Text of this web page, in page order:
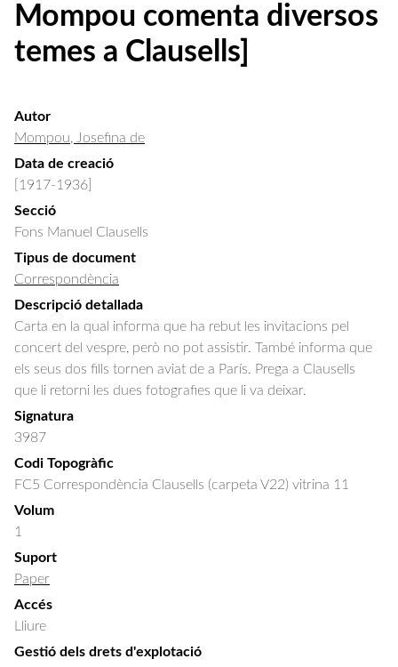
Mompou comenta diversos
temes a Clausells]
Autor
Mompou, Josefina de
Data de creació
[1917-1936]
Secció
Fons Manuel Clausells
Tipus de document
Correspondència
Descripció detallada
Carta en la qual informa que ha rebut les invitacions pel
concert del vespre, però no pot assistir. També informa que
els seus dos fills tornen aviat de a París. Prega a Clausells
que li retorni les dues fotografies que li va deixar.
Signatura
3987
Codi Topogràfic
FC5 Correspondència Clausells (carpeta V22) vitrina 11
Volum
1
Suport
Paper
Accés
Lliure
Gestió dels drets d'explotació